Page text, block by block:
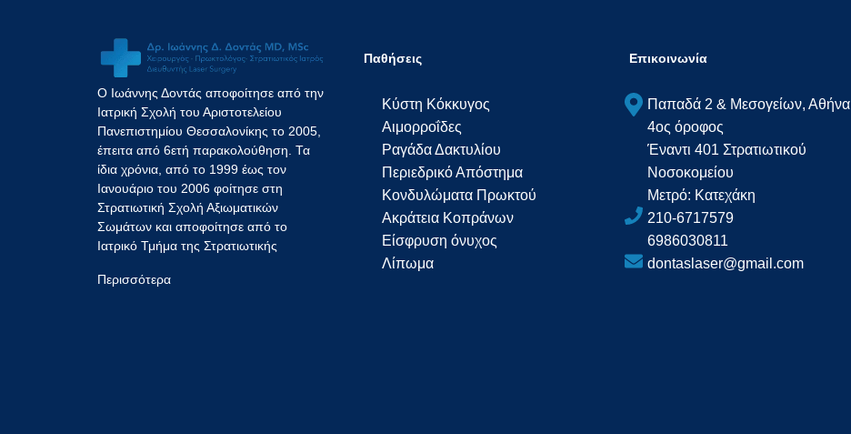
Ο Ιωάννης Δοντάς αποφοίτησε από την
Ιατρική Σχολή του Αριστοτελείου
Πανεπιστημίου Θεσσαλονίκης το 2005,
έπειτα από 6ετή παρακολούθηση. Τα
ίδια χρόνια, από το 1999 έως τον
Ιανουάριο του 2006 φοίτησε στη
Στρατιωτική Σχολή Αξιωματικών
Σωμάτων και αποφοίτησε από το
Ιατρικό Τμήμα της Στρατιωτικής
Περισσότερα
Παθήσεις
Κύστη Κόκκυγος
Αιμορροΐδες
Ραγάδα Δακτυλίου
Περιεδρικό Απόστημα
Κονδυλώματα Πρωκτού
Ακράτεια Κοπράνων
Eίσφρυση όνυχος
Λίπωμα
Επικοινωνία
Παπαδά 2 & Μεσογείων, Αθήνα
4ος όροφος
Έναντι 401 Στρατιωτικού
Νοσοκομείου
Μετρό: Κατεχάκη
210-6717579
6986030811
dontaslaser@gmail.com